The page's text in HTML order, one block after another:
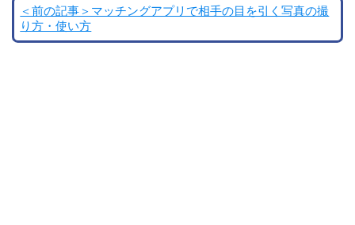
＜前の記事＞マッチングアプリで相手の目を引く写真の撮
り方・使い方